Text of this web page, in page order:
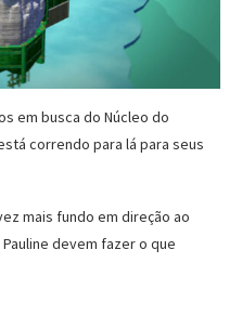
em busca do Núcleo do
correndo para lá para seus
mais fundo em direção ao
devem fazer o que